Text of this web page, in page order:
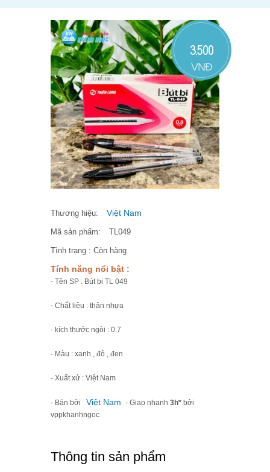
3.500
VNĐ
Thương hiệu: Việt Nam
Mã sản phẩm: TL049
Tình trạng : Còn hàng
Tính năng nổi bật :
- Tên SP : Bút bi TL 049
- Chất liệu : thân nhựa
- kích thước ngòi : 0.7
- Màu : xanh , đỏ , đen
- Xuất xử : Việt Nam
- Bán bởi Việt Nam - Giao nhanh 3h* bởi
vppkhanhngoc
Thông tin sản phẩm